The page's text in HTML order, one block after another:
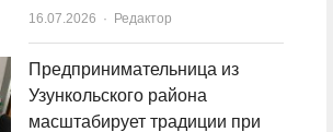
16.07.2026 Author
Редактор
Предпринимательница из
Узункольского района
масштабирует традиции при